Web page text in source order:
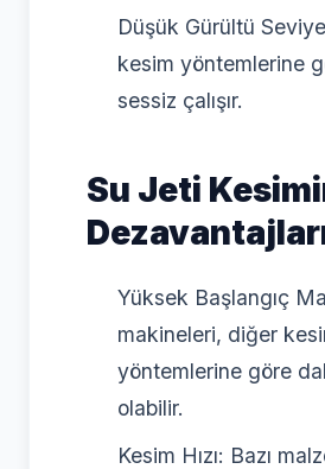
Düşük Gürültü
kesim yöntemlerine
sessiz çalışır.
Su Jeti
Yüksek Başlangıç
makineleri, diğer
yöntemlerine göre
olabilir.
Kesim Hızı: Bazı